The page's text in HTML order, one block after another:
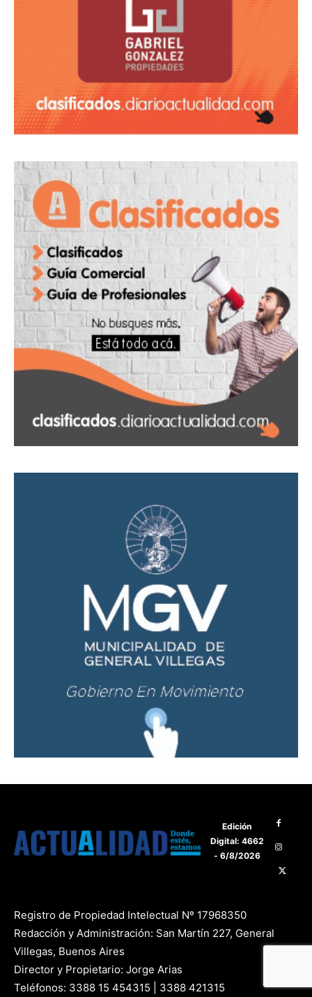
Edición
Digital: 4662
- 6/8/2026
Registro de Propiedad Intelectual Nº 17968350
Redacción y Administración: San Martín 227, General
Villegas, Buenos Aires
Director y Propietario: Jorge Arias
Teléfonos: 3388 15 454315 | 3388 421315